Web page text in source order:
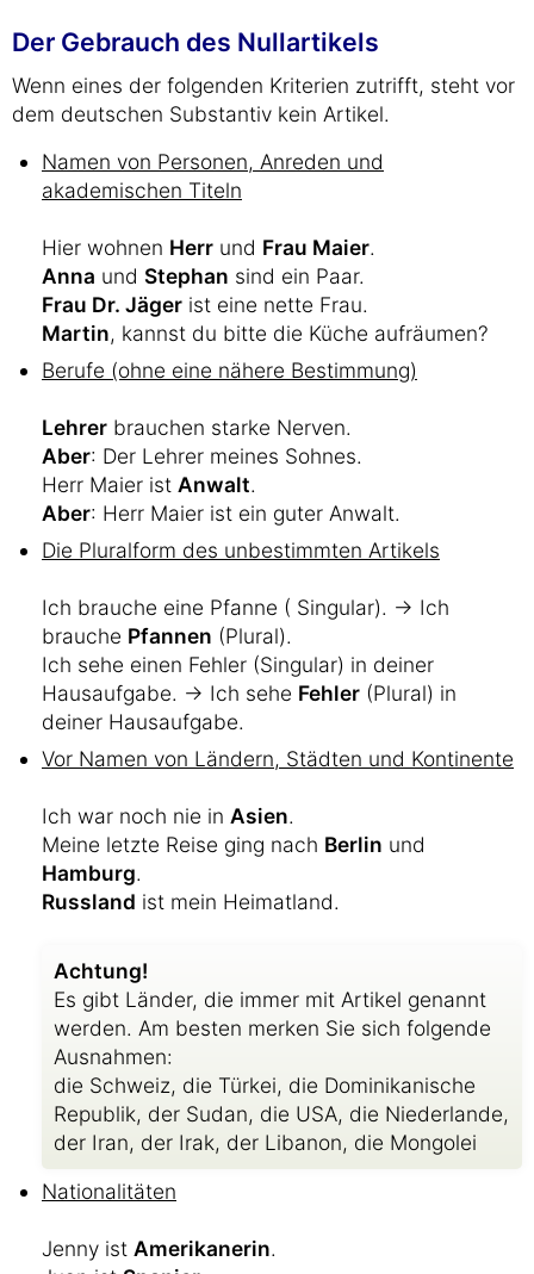
Der Gebrauch des Nullartikels
Wenn eines der folgenden Kriterien zutrifft, steht vor
dem deutschen Substantiv kein Artikel.
Namen von Personen, Anreden und
akademischen Titeln
Hier wohnen Herr und Frau Maier.
Anna und Stephan sind ein Paar.
Frau Dr. Jäger ist eine nette Frau.
Martin, kannst du bitte die Küche aufräumen?
Berufe (ohne eine nähere Bestimmung)
Lehrer brauchen starke Nerven.
Aber: Der Lehrer meines Sohnes.
Herr Maier ist Anwalt.
Aber: Herr Maier ist ein guter Anwalt.
Die Pluralform des unbestimmten Artikels
Ich brauche eine Pfanne ( Singular). → Ich
brauche Pfannen (Plural).
Ich sehe einen Fehler (Singular) in deiner
Hausaufgabe. → Ich sehe Fehler (Plural) in
deiner Hausaufgabe.
Vor Namen von Ländern, Städten und Kontinente
Ich war noch nie in Asien.
Meine letzte Reise ging nach Berlin und
Hamburg.
Russland ist mein Heimatland.
Achtung!
Es gibt Länder, die immer mit Artikel genannt
werden. Am besten merken Sie sich folgende
Ausnahmen:
die Schweiz, die Türkei, die Dominikanische
Republik, der Sudan, die USA, die Niederlande,
der Iran, der Irak, der Libanon, die Mongolei
Nationalitäten
Jenny ist Amerikanerin.